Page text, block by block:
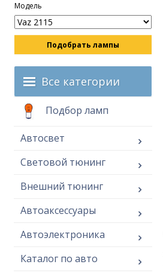
Модель
Подобрать лампы
Все категории
Подбор ламп
Автосвет
Световой тюнинг
Внешний тюнинг
Автоаксессуары
Автоэлектроника
Каталог по авто